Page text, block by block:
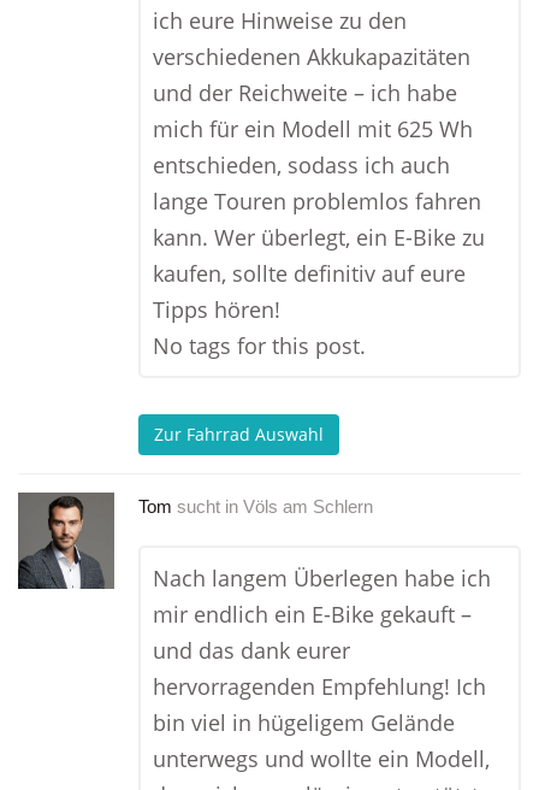
ich eure Hinweise zu den
verschiedenen Akkukapazitäten
und der Reichweite – ich habe
mich für ein Modell mit 625 Wh
entschieden, sodass ich auch
lange Touren problemlos fahren
kann. Wer überlegt, ein E-Bike zu
kaufen, sollte definitiv auf eure
Tipps hören!
No tags for this post.
Zur Fahrrad Auswahl
Tom sucht in Völs am Schlern
Nach langem Überlegen habe ich
mir endlich ein E-Bike gekauft –
und das dank eurer
hervorragenden Empfehlung! Ich
bin viel in hügeligem Gelände
unterwegs und wollte ein Modell,